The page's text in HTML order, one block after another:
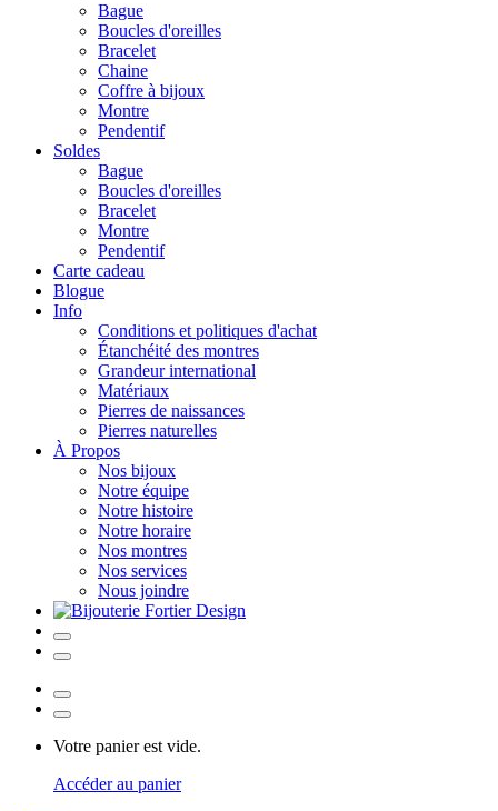
Bague
Boucles d'oreilles
Bracelet
Chaine
Coffre à bijoux
Montre
Pendentif
Soldes
Bague
Boucles d'oreilles
Bracelet
Montre
Pendentif
Carte cadeau
Blogue
Info
Conditions et politiques d'achat
Étanchéité des montres
Grandeur international
Matériaux
Pierres de naissances
Pierres naturelles
À Propos
Nos bijoux
Notre équipe
Notre histoire
Notre horaire
Nos montres
Nos services
Nous joindre
Votre panier est vide.
Accéder au panier